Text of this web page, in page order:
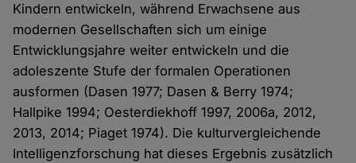
Kindern entwickeln, während Erwachsene aus
modernen Gesellschaften sich um einige
Entwicklungsjahre weiter entwickeln und die
adoleszente Stufe der formalen Operationen
ausformen (Dasen 1977; Dasen & Berry 1974;
Hallpike 1994; Oesterdiekhoff 1997, 2006a, 2012,
2013, 2014; Piaget 1974). Die kulturvergleichende
Intelligenzforschung hat dieses Ergebnis zusätzlich